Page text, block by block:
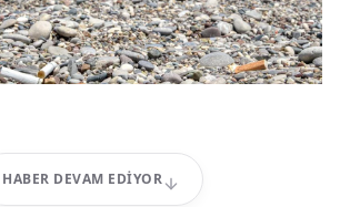
HABER DEVAM EDIYOR